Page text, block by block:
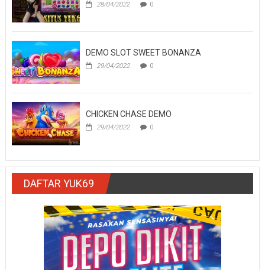
28/04/2022 0
DEMO SLOT SWEET BONANZA
29/04/2022 0
CHICKEN CHASE DEMO
29/04/2022 0
DAFTAR YUK69